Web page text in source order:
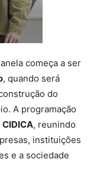
começa a ser
, quando será
do
A programação
, reunindo
instituições
e a sociedade